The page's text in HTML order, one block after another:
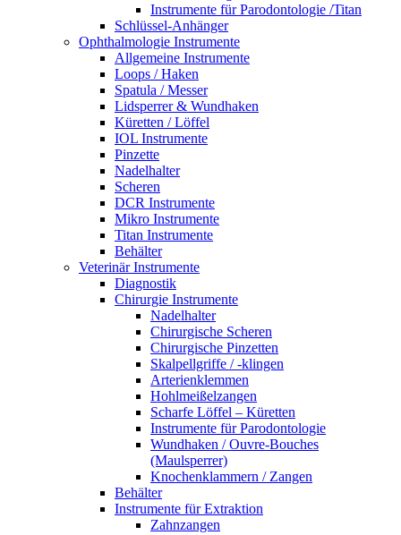
Instrumente für Parodontologie /Titan
Schlüssel-Anhänger
Ophthalmologie Instrumente
Allgemeine Instrumente
Loops / Haken
Spatula / Messer
Lidsperrer & Wundhaken
Küretten / Löffel
IOL Instrumente
Pinzette
Nadelhalter
Scheren
DCR Instrumente
Mikro Instrumente
Titan Instrumente
Behälter
Veterinär Instrumente
Diagnostik
Chirurgie Instrumente
Nadelhalter
Chirurgische Scheren
Chirurgische Pinzetten
Skalpellgriffe / -klingen
Arterienklemmen
Hohlmeißelzangen
Scharfe Löffel – Küretten
Instrumente für Parodontologie
Wundhaken / Ouvre-Bouches
(Maulsperrer)
Knochenklammern / Zangen
Behälter
Instrumente für Extraktion
Zahnzangen